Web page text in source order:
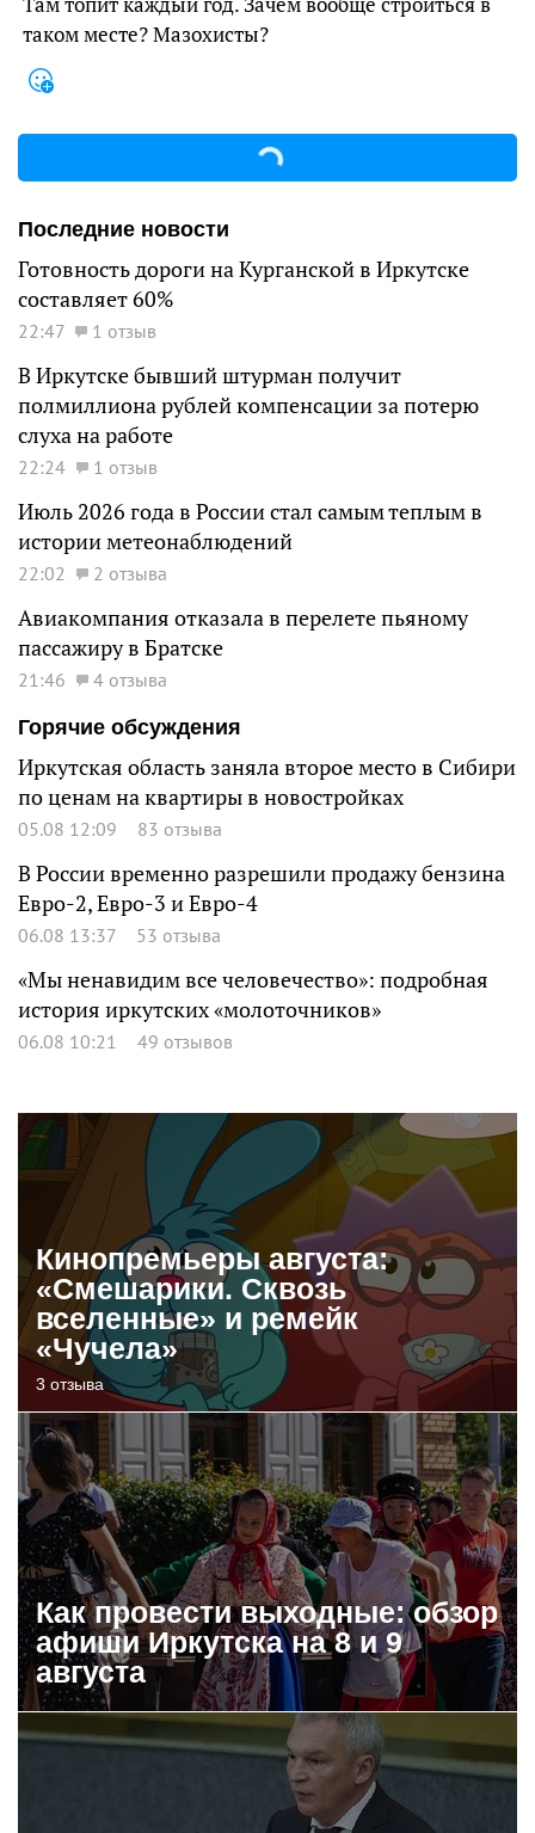
таком месте? Мазохисты?
Последние новости
Готовность дороги на Курганской в Иркутске
составляет 60%
22:47 1 отзыв
В Иркутске бывший штурман получит
полмиллиона рублей компенсации за потерю
слуха на работе
22:24 1 отзыв
Июль 2026 года в России стал самым теплым в
истории метеонаблюдений
22:02 2 отзыва
Авиакомпания отказала в перелете пьяному
пассажиру в Братске
21:46
4 отзыва
Горячие обсуждения
Иркутская область заняла второе место в Сибири
по ценам на квартиры в новостройках
05.08 12:09 83 отзыва
В России временно разрешили продажу бензина
Евро-2, Евро-3 и Евро-4
06.08 13:37 53 отзыва
«Мы ненавидим все человечество»: подробная
история иркутских «молоточников»
06.08 10:21 49 отзывов
Кинопремьеры августа:
«Смешарики. Сквозь
вселенные» и ремейк
«Чучела»
3 отзыва
Как провести выходные: обзор
афиши Иркутска на 8 и 9
августа